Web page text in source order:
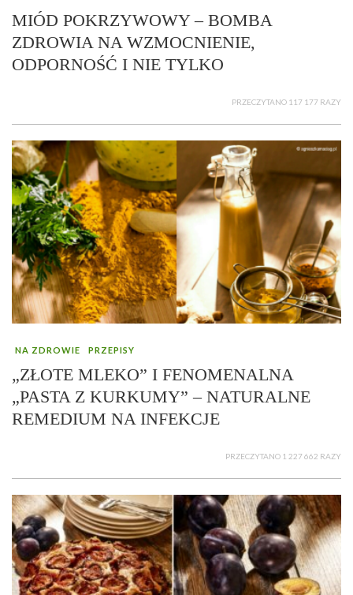
MIÓD POKRZYWOWY – BOMBA
ZDROWIA NA WZMOCNIENIE,
ODPORNOŚĆ I NIE TYLKO
PRZECZYTANO 117 177 RAZY
NA ZDROWIE PRZEPISY
„ZŁOTE MLEKO” I FENOMENALNA
„PASTA Z KURKUMY” – NATURALNE
REMEDIUM NA INFEKCJE
PRZECZYTANO 1 227 662 RAZY